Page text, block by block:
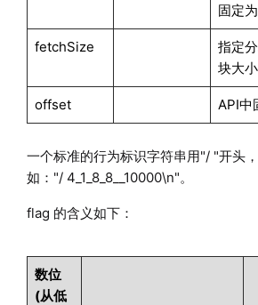
固定
fetchSize
指定
块大小
offset API中
一个标准的行为标识字符串用"/ "开头，
如："/ 4_1_8_8__10000\n"。
flag 的含义如下：
数位
(从低